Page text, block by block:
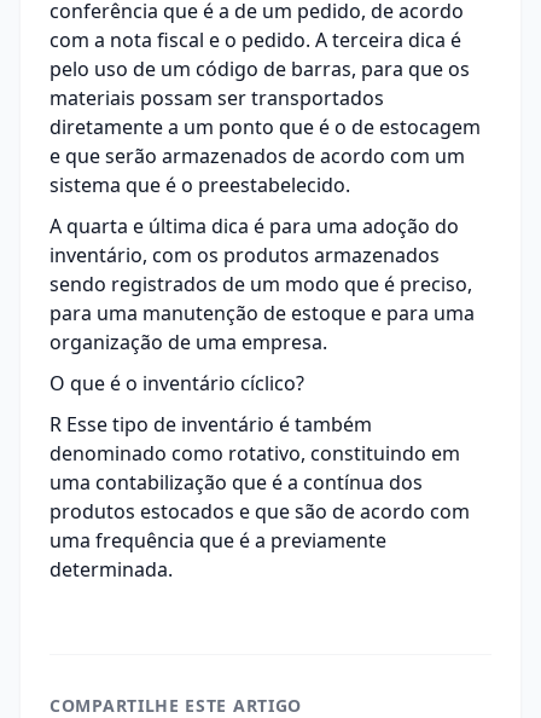
conferência que é a de um pedido, de acordo
com a nota fiscal e o pedido. A terceira dica é
pelo uso de um código de barras, para que os
materiais possam ser transportados
diretamente a um ponto que é o de estocagem
e que serão armazenados de acordo com um
sistema que é o preestabelecido.
A quarta e última dica é para uma adoção do
inventário, com os produtos armazenados
sendo registrados de um modo que é preciso,
para uma manutenção de estoque e para uma
organização de uma empresa.
O que é o inventário cíclico?
R Esse tipo de inventário é também
denominado como rotativo, constituindo em
uma contabilização que é a contínua dos
produtos estocados e que são de acordo com
uma frequência que é a previamente
determinada.
COMPARTILHE ESTE ARTIGO